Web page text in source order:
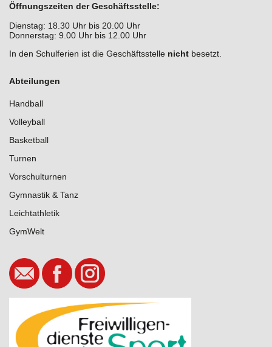
Öffnungszeiten der Geschäftsstelle:
Dienstag: 18.30 Uhr bis 20.00 Uhr
Donnerstag: 9.00 Uhr bis 12.00 Uhr
In den Schulferien ist die Geschäftsstelle nicht besetzt.
Abteilungen
Handball
Volleyball
Basketball
Turnen
Vorschulturnen
Gymnastik & Tanz
Leichtathletik
GymWelt